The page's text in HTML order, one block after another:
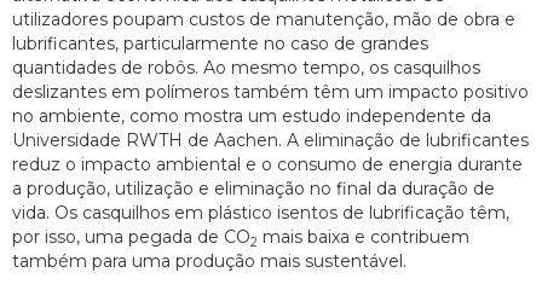
utilizadores poupam custos de manutenção, mão de obra e
lubrificantes, particularmente no caso de grandes
quantidades de robôs. Ao mesmo tempo, os casquilhos
deslizantes em polímeros também têm um impacto positivo
no ambiente, como mostra um estudo independente da
Universidade RWTH de Aachen. A eliminação de lubrificantes
reduz o impacto ambiental e o consumo de energia durante
a produção, utilização e eliminação no final da duração de
vida. Os casquilhos em plástico isentos de lubrificação têm,
por isso, uma pegada de CO2 mais baixa e contribuem
também para uma produção mais sustentável.